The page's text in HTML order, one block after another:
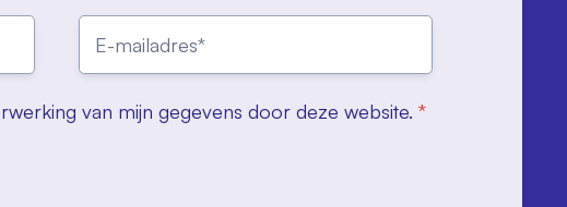
van mijn gegevens door deze website. *